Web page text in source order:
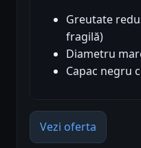
Greutate
fragilă)
Diametru
Capac negru
Vezi oferta